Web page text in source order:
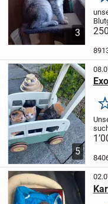
3
5
sie